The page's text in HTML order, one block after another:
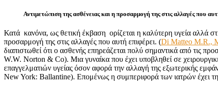
Αντιμετώπιση της ασθένειας και η προσαρμογή της στις αλλαγές που
Κατά κανόνα, ως θετική έκβαση ορίζεται η καλύτερη υγεία αλλά
προσαρμογή της στις αλλαγές που αυτή επιφέρει. (Di Matteo M.R.,
διαπιστωθεί ότι ο ασθενής επηρεάζεται πολύ σημαντικά από τις
W.W. Norton & Co). Μια γυναίκα που έχει υποβληθεί σε
επαγγελματιών υγείας όσον αφορά την αλλαγή της εξωτερικής
New York: Ballantine). Επομένως η συμπεριφορά των ιατρών έχει τη